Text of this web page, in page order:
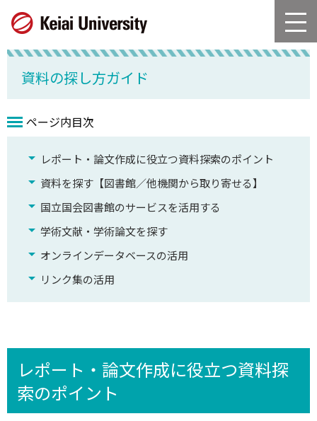
バ
ゲ
ル
ー
ー
資料の探し方ガイド
ページ内目次
レポート・論文作成に役立つ資料探索のポイント
資料を探す【図書館／他機関から取り寄せる】
国立国会図書館のサービスを活用する
学術文献・学術論文を探す
オンラインデータベースの活用
リンク集の活用
レポート・論文作成に役立つ資料探
索のポイント